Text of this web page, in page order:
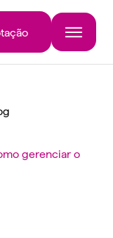
gerenciar o